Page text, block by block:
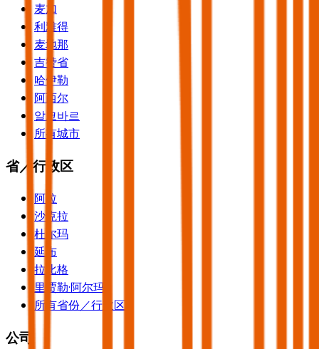
麦加
利雅得
麦地那
吉赞省
哈伊勒
阿西尔
알코바르
所有城市
省／行政区
阿拉
沙克拉
杜尔玛
延布
拉比格
里贾勒·阿尔玛
所有省份／行政区
公司